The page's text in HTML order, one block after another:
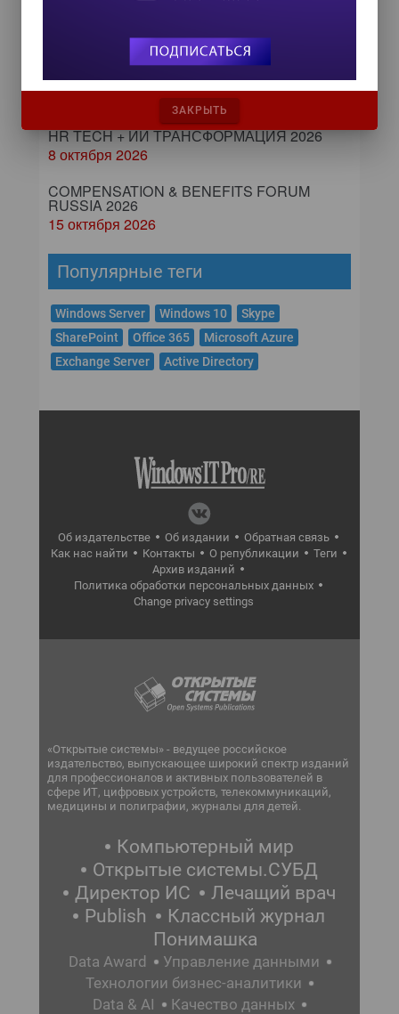
18 сентября 2026
Управление данными 2026
24 сентября 2026
HR TECH + ИИ ТРАНСФОРМАЦИЯ 2026
8 октября 2026
COMPENSATION & BENEFITS FORUM
RUSSIA 2026
15 октября 2026
Популярные теги
Windows Server Windows 10
Skype
SharePoint
Office 365
Microsoft Azure
Exchange Server
Active Directory
Об издательстве Об издании
Обратная связь
Как нас найти
Контакты О републикации
Теги
Архив изданий
Политика обработки персональных данных
Change privacy settings
«Открытые системы» - ведущее российское
издательство, выпускающее широкий спектр изданий
для профессионалов и активных пользователей в
сфере ИТ, цифровых устройств, телекоммуникаций,
медицины и полиграфии, журналы для детей.
Компьютерный мир
Открытые системы.СУБД
Директор ИС
Лечащий врач
Publish
Классный журнал
Понимашка
Data Award
Управление данными
Технологии бизнес-аналитики
Data & AI
Качество данных
ЗАКРЫТЬ